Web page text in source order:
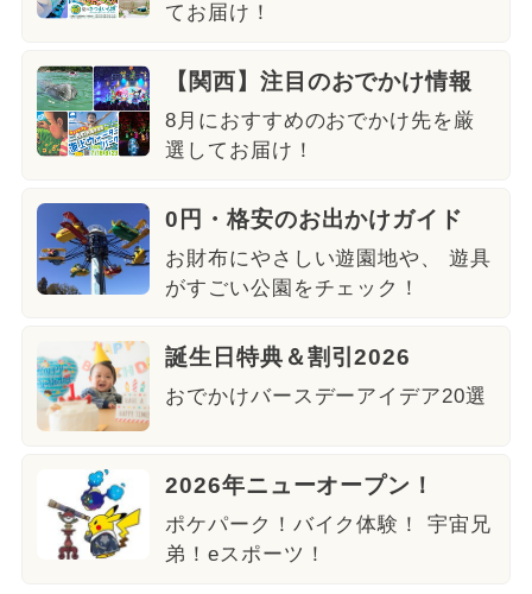
てお届け！
【関西】注目のおでかけ情報
8月におすすめのおでかけ先を厳
選してお届け！
0円・格安のお出かけガイド
お財布にやさしい遊園地や、 遊具
がすごい公園をチェック！
誕生日特典＆割引2026
おでかけバースデーアイデア20選
2026年ニューオープン！
ポケパーク！バイク体験！ 宇宙兄
弟！eスポーツ！